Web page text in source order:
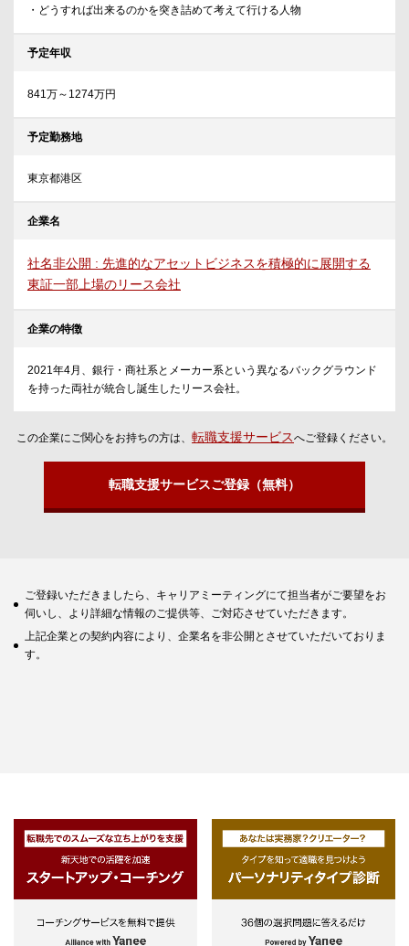
・どうすれば出来るのかを突き詰めて考えて行ける人物
予定年収
841万～1274万円
予定勤務地
東京都港区
企業名
社名非公開 : 先進的なアセットビジネスを積極的に展開する
東証一部上場のリース会社
企業の特徴
2021年4月、銀行・商社系とメーカー系という異なるバックグラウンド
を持った両社が統合し誕生したリース会社。
この企業にご関心をお持ちの方は、 転職支援サービスへご登録ください。
転職支援サービスご登録（無料）
ご登録いただきましたら、キャリアミーティングにて担当者がご要望をお
伺いし、より詳細な情報のご提供等、ご対応させていただきます。
上記企業との契約内容により、企業名を非公開とさせていただいておりま
す。